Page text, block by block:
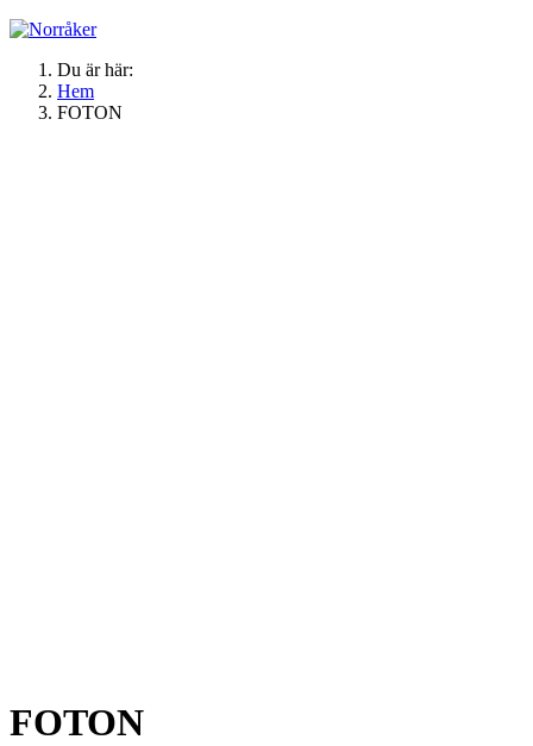
Du är här:
Hem
FOTON
FOTON